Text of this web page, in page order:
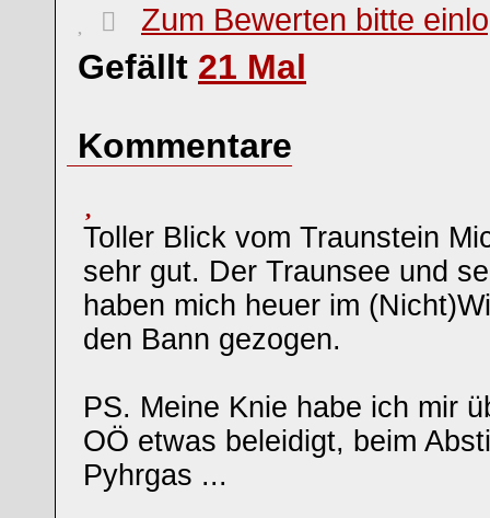
Zum Bewerten bitte
Gefällt 21 Mal
Kommentare
Toller Blick vom Traunstein
sehr gut. Der Traunsee und
haben mich heuer im
den Bann gezogen.
PS. Meine Knie habe ich mir
OÖ etwas beleidigt, beim
Pyhrgas ...